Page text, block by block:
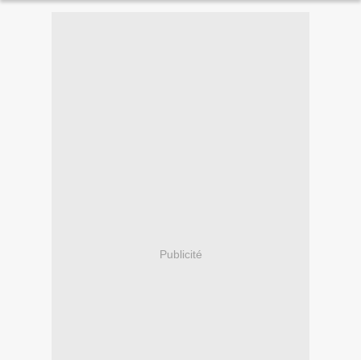
Publicité